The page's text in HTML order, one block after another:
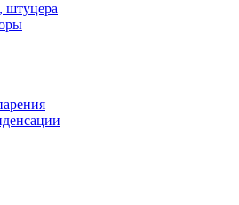
штуцера